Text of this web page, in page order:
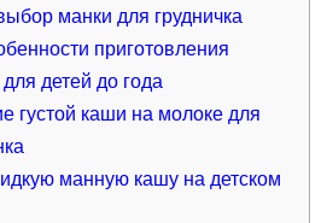
манки для грудничка
приготовления
детей до года
густой каши на молоке для
манную кашу на детском